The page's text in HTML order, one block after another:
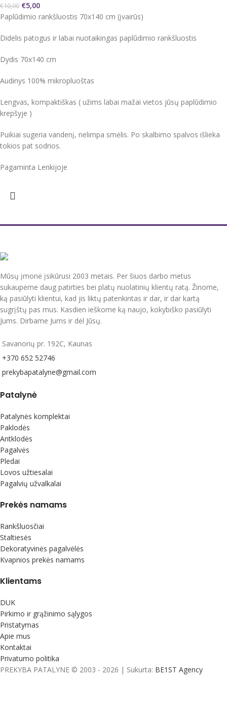
€10,00 €5,00
Paplūdimio rankšluostis 70x140 cm (įvairūs)
Didelis patogus ir labai nuotaikingas paplūdimio rankšluostis
Dydis 70x140 cm
Audinys 100% mikropluoštas
Lengvas, kompaktiškas ( užims labai mažai vietos jūsų paplūdimio
krepšyje )
Puikiai sugeria vandenį, nelimpa smėlis. Po skalbimo spalvos išlieka
tokios pat sodrios.
Pagaminta Lenkijoje
Mūsų įmonė įsikūrusi 2003 metais. Per šiuos darbo metus
sukaupėme daug patirties bei platų nuolatinių klientų ratą. Žinome,
ką pasiūlyti klientui, kad jis liktų patenkintas ir dar, ir dar kartą
sugrįštų pas mus. Kasdien ieškome ką naujo, kokybiško pasiūlyti
Jums. Dirbame Jums ir dėl Jūsų.
Savanorių pr. 192C, Kaunas
+370 652 52746
prekybapatalyne@gmail.com
Patalynė
Patalynės komplektai
Paklodės
Antklodės
Pagalvės
Pledai
Lovos užtiesalai
Pagalvių užvalkalai
Prekės namams
Rankšluosčiai
Staltiesės
Dekoratyvinės pagalvėlės
Kvapnios prekės namams
Klientams
DUK
Pirkimo ir grąžinimo sąlygos
Pristatymas
Apie mus
Kontaktai
Privatumo politika
PREKYBA PATALYNE © 2003 - 2026 | Sukurta: BE1ST Agency